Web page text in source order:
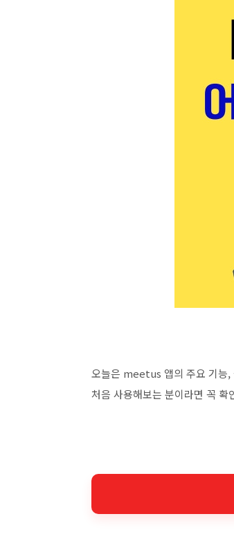
오늘은 meetus 앱의 주요 기능,
처음 사용해보는 분이라면 꼭 확